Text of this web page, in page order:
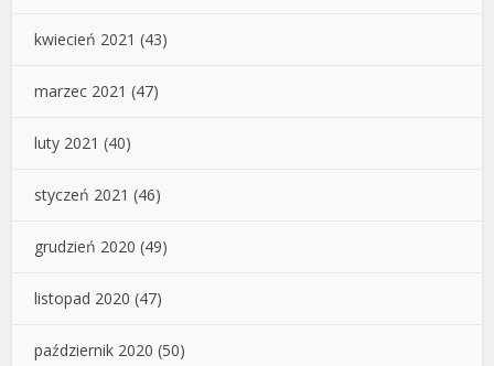
kwiecień 2021 (43)
marzec 2021 (47)
luty 2021 (40)
styczeń 2021 (46)
grudzień 2020 (49)
listopad 2020 (47)
październik 2020 (50)